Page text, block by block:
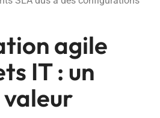
agile
IT : un